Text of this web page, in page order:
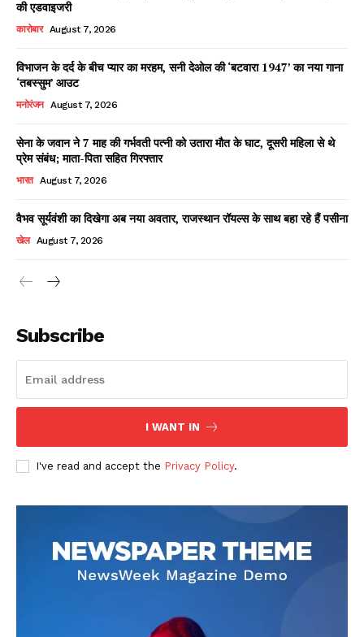
की एडवाइजरी
कारोबार August 7, 2026
विभाजन के दर्द के बीच प्यार का मरहम, सनी देओल की ‘बटवारा 1947’ का नया गाना
‘तबस्सुम’ आउट
मनोरंजन August 7, 2026
सेना के जवान ने 7 माह की गर्भवती पत्नी को उतारा मौत के घाट, दूसरी महिला से थे
प्रेम संबंध; माता-पिता सहित गिरफ्तार
भारत August 7, 2026
वैभव सूर्यवंशी का दिखेगा अब नया अवतार, राजस्थान रॉयल्स के साथ बहा रहे हैं पसीना
खेल August 7, 2026
Subscribe
I WANT IN
I've read and accept the Privacy Policy.